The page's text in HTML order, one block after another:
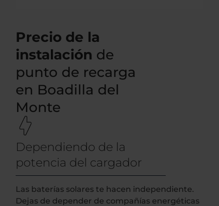
Precio de la
instalación de
punto de recarga
en Boadilla del
Monte
Dependiendo de la
potencia del cargador
Las baterías solares te hacen independiente.
Dejas de depender de compañías energéticas